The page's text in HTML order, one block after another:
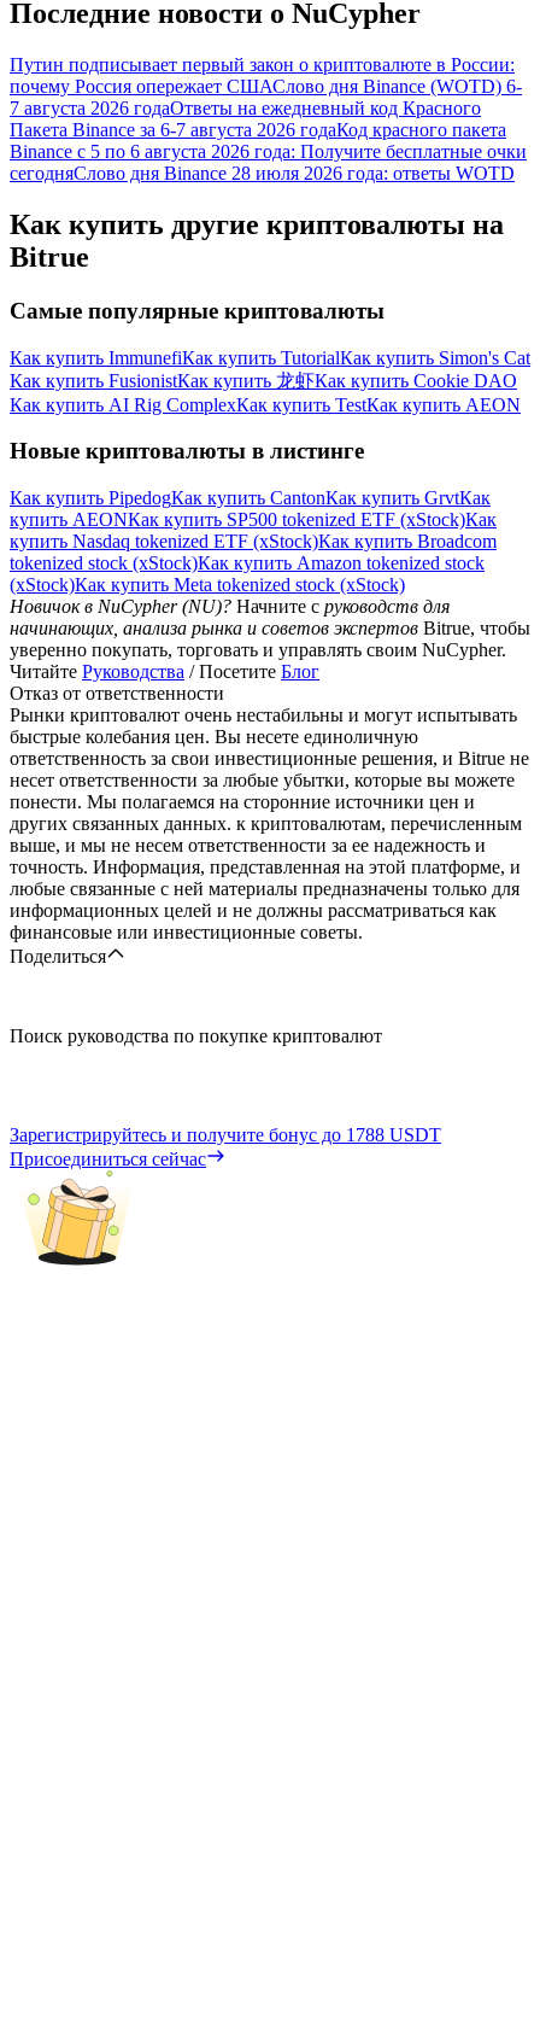
Скачать
приложение Bitrue
Последние новости о NuCypher
Путин подписывает первый закон о криптовалюте в России:
почему Россия опережает СШАСлово дня Binance (WOTD) 6-
7 августа 2026 годаОтветы на ежедневный код Красного
Пакета Binance за 6-7 августа 2026 годаКод красного пакета
Binance с 5 по 6 августа 2026 года: Получите бесплатные очки
сегодняСлово дня Binance 28 июля 2026 года: ответы WOTD
Как купить другие криптовалюты на
Bitrue
Самые популярные криптовалюты
Как купить ImmunefiКак купить TutorialКак купить Simon's Cat
Как купить FusionistКак купить 龙虾Как купить Cookie DAO
Как купить AI Rig ComplexКак купить TestКак купить AEON
Новые криптовалюты в листинге
Как купить PipedogКак купить CantonКак купить GrvtКак
купить AEONКак купить SP500 tokenized ETF (xStock)Как
купить Nasdaq tokenized ETF (xStock)Как купить Broadcom
tokenized stock (xStock)Как купить Amazon tokenized stock
(xStock)Как купить Meta tokenized stock (xStock)
Новичок в NuCypher (NU)? Начните с руководств для
начинающих, анализа рынка и советов экспертов Bitrue, чтобы
уверенно покупать, торговать и управлять своим NuCypher.
Читайте Руководства / Посетите Блог
Отказ от ответственности
Рынки криптовалют очень нестабильны и могут испытывать
быстрые колебания цен. Вы несете единоличную
ответственность за свои инвестиционные решения, и Bitrue не
несет ответственности за любые убытки, которые вы можете
понести. Мы полагаемся на сторонние источники цен и
других связанных данных. к криптовалютам, перечисленным
выше, и мы не несем ответственности за ее надежность и
точность. Информация, представленная на этой платформе, и
любые связанные с ней материалы предназначены только для
информационных целей и не должны рассматриваться как
финансовые или инвестиционные советы.
Поделиться
Поиск руководства по покупке криптовалют
Зарегистрируйтесь и получите бонус до 1788 USDT
Присоединиться сейчас